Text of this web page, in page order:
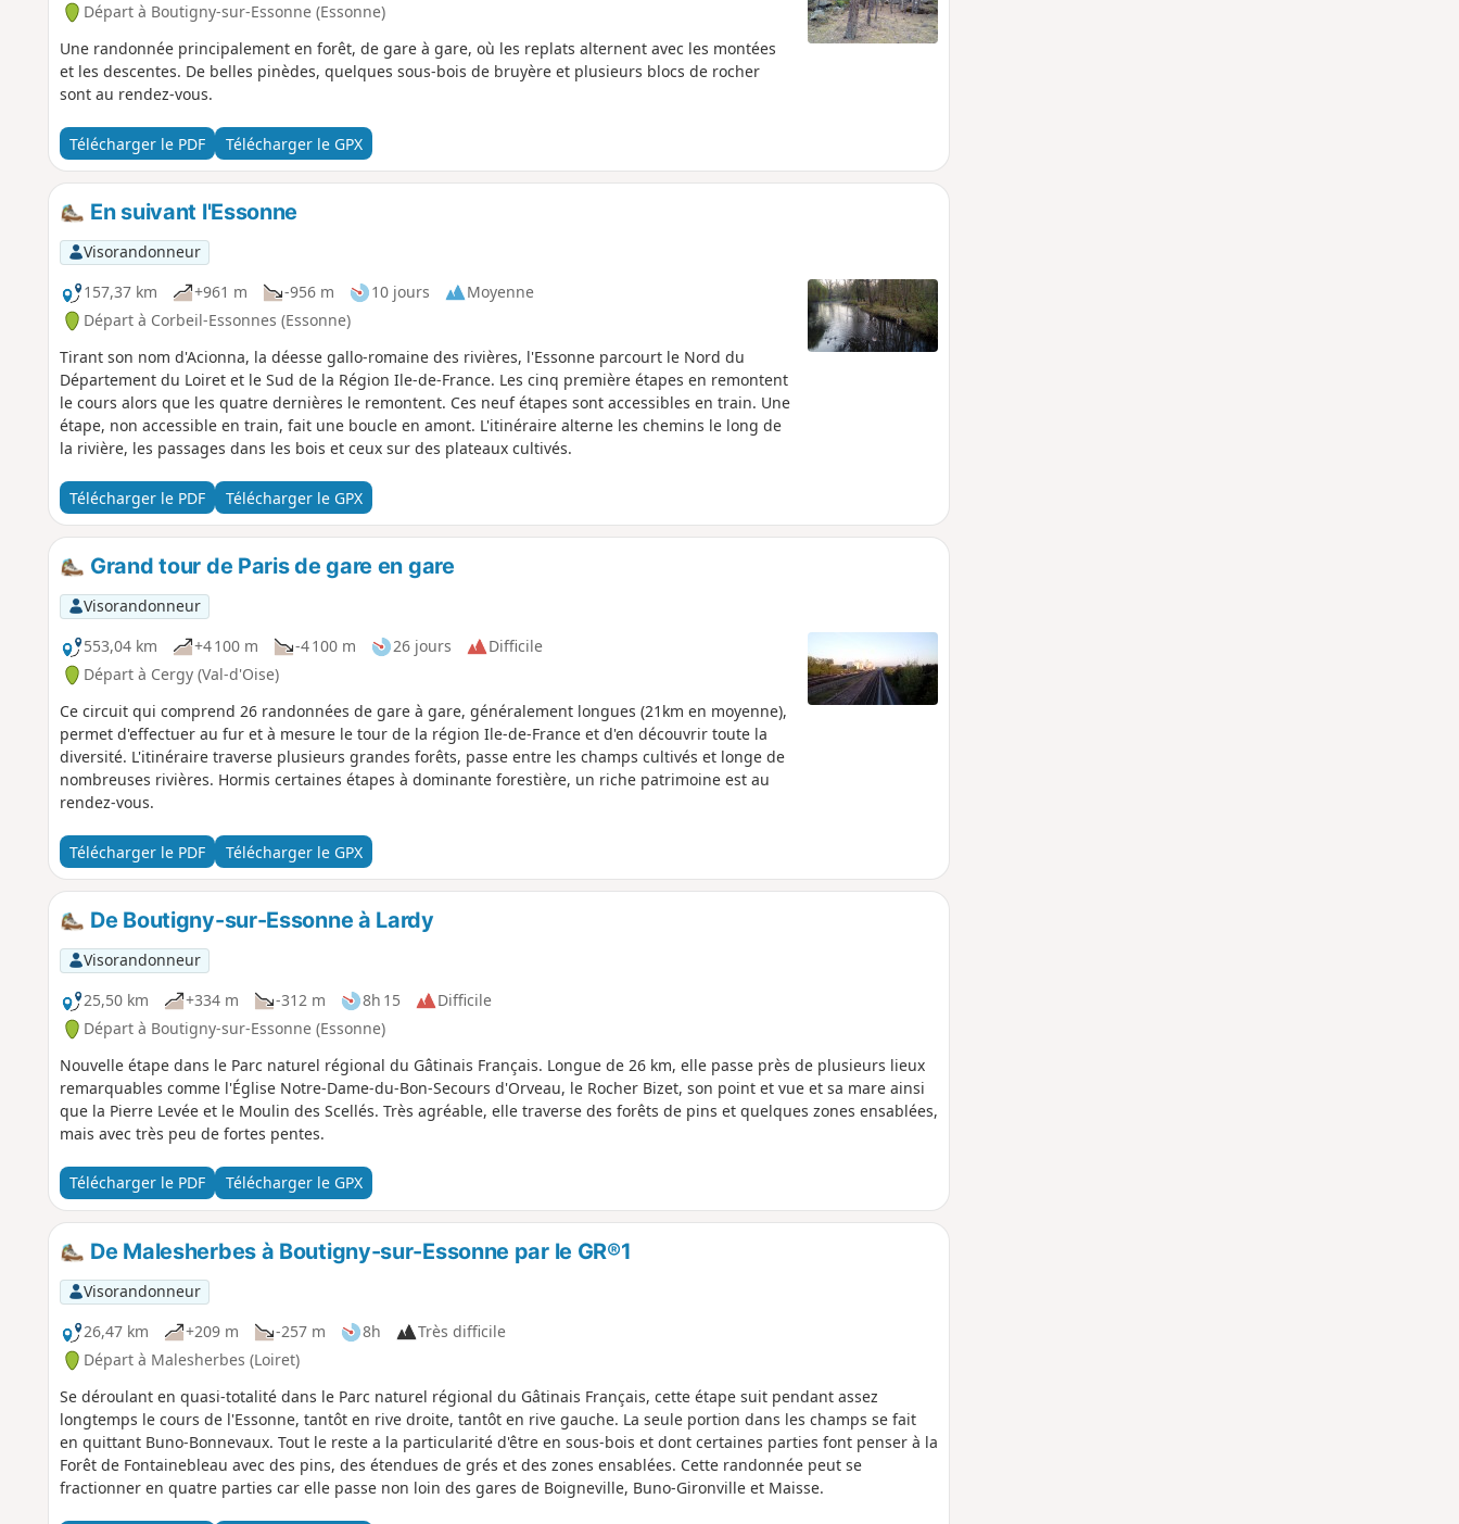
Départ à Boutigny-sur-Essonne (Essonne)
Une randonnée principalement en forêt, de gare à gare, où les replats alternent avec les montées
et les descentes. De belles pinèdes, quelques sous-bois de bruyère et plusieurs blocs de rocher
sont au rendez-vous.
Télécharger le PDF Télécharger le GPX
En suivant l'Essonne
Visorandonneur
157,37 km
+961 m -956 m 10 jours
Moyenne
Départ à Corbeil-Essonnes (Essonne)
Tirant son nom d'Acionna, la déesse gallo-romaine des rivières, l'Essonne parcourt le Nord du
Département du Loiret et le Sud de la Région Ile-de-France. Les cinq première étapes en remontent
le cours alors que les quatre dernières le remontent. Ces neuf étapes sont accessibles en train. Une
étape, non accessible en train, fait une boucle en amont. L'itinéraire alterne les chemins le long de
la rivière, les passages dans les bois et ceux sur des plateaux cultivés.
Télécharger le PDF Télécharger le GPX
Grand tour de Paris de gare en gare
Visorandonneur
553,04 km
+4 100 m -4 100 m 26 jours
Difficile
Départ à Cergy (Val-d'Oise)
Ce circuit qui comprend 26 randonnées de gare à gare, généralement longues (21km en moyenne),
permet d'effectuer au fur et à mesure le tour de la région Ile-de-France et d'en découvrir toute la
diversité. L'itinéraire traverse plusieurs grandes forêts, passe entre les champs cultivés et longe de
nombreuses rivières. Hormis certaines étapes à dominante forestière, un riche patrimoine est au
rendez-vous.
Télécharger le PDF Télécharger le GPX
De Boutigny-sur-Essonne à Lardy
Visorandonneur
25,50 km
+334 m -312 m 8h 15
Difficile
Départ à Boutigny-sur-Essonne (Essonne)
Nouvelle étape dans le Parc naturel régional du Gâtinais Français. Longue de 26 km, elle passe près de plusieurs lieux
remarquables comme l'Église Notre-Dame-du-Bon-Secours d'Orveau, le Rocher Bizet, son point et vue et sa mare ainsi
que la Pierre Levée et le Moulin des Scellés. Très agréable, elle traverse des forêts de pins et quelques zones ensablées,
mais avec très peu de fortes pentes.
Télécharger le PDF Télécharger le GPX
De Malesherbes à Boutigny-sur-Essonne par le GR®1
Visorandonneur
26,47 km
+209 m -257 m 8h
Très difficile
Départ à Malesherbes (Loiret)
Se déroulant en quasi-totalité dans le Parc naturel régional du Gâtinais Français, cette étape suit pendant assez
longtemps le cours de l'Essonne, tantôt en rive droite, tantôt en rive gauche. La seule portion dans les champs se fait
en quittant Buno-Bonnevaux. Tout le reste a la particularité d'être en sous-bois et dont certaines parties font penser à la
Forêt de Fontainebleau avec des pins, des étendues de grés et des zones ensablées. Cette randonnée peut se
fractionner en quatre parties car elle passe non loin des gares de Boigneville, Buno-Gironville et Maisse.